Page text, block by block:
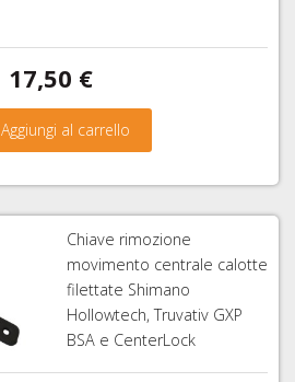
17,50 €
Aggiungi al carrello
Chiave rimozione
movimento centrale calotte
filettate Shimano
Hollowtech, Truvativ GXP
BSA e CenterLock